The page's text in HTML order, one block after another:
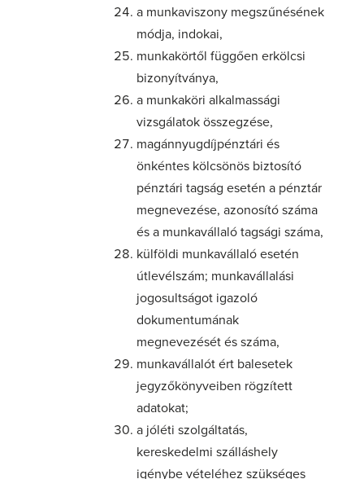
a munkaviszony megszűnésének
módja, indokai,
munkakörtől függően erkölcsi
bizonyítványa,
a munkaköri alkalmassági
vizsgálatok összegzése,
magánnyugdíjpénztári és
önkéntes kölcsönös biztosító
pénztári tagság esetén a pénztár
megnevezése, azonosító száma
és a munkavállaló tagsági száma,
külföldi munkavállaló esetén
útlevélszám; munkavállalási
jogosultságot igazoló
dokumentumának
megnevezését és száma,
munkavállalót ért balesetek
jegyzőkönyveiben rögzített
adatokat;
a jóléti szolgáltatás,
kereskedelmi szálláshely
igénybe vételéhez szükséges